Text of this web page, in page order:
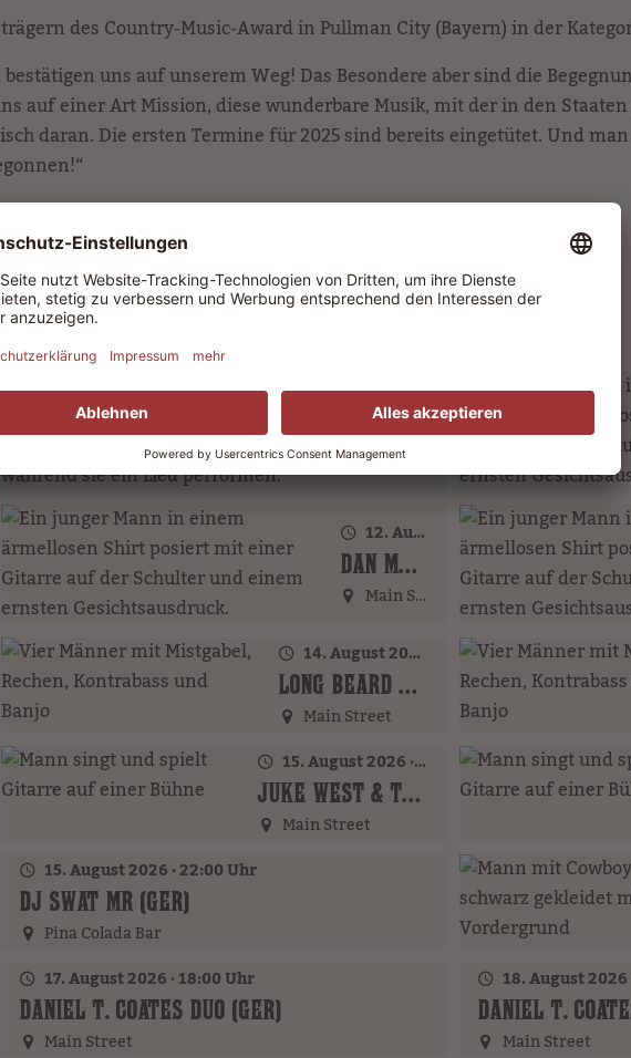
des Country-Music-Award in Pullman City (Bayern) in der
uns auf unserem Weg! Das Besondere aber sind die
auf einer Art Mission, diese wunderbare Musik, mit der in den
daran. Die ersten Termine für 2025 sind bereits eingetütet. Und
band.dezu finden.
10. August 2026 · 18:00 Uhr
LEO'S FAMILY (GER)
Main Street
12. August 2026 · 17:00 Uhr – 18:00 Uhr
DAN MCBAKER (GER)
Main Street
14. August 2026 · 16:00 Uhr – 18:00 Uhr
LONG BEARD BROTHERS (AT)
Main Street
15. August 2026 · 16:00 Uhr – 18:00 Uhr
JUKE WEST & THE BAND (AT)
Main Street
15. August 2026 · 22:00 Uhr
DJ SWAT MR (GER)
Pina Colada Bar
17. August 2026 · 18:00 Uhr
DANIEL T. COATES DUO (GER)
Main Street
18. August 2026 ·
DANIEL T.
Main Street